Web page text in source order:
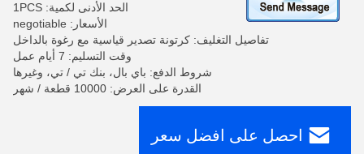
الحد الأدنى لكمية: 1PCS
الأسعار: negotiable
تفاصيل التغليف: كرتونة تصدير قياسية مع رغوة بالداخل
وقت التسليم: 7 أيام عمل
شروط الدفع: باي بال، بنك تي / تي، وغيرها
القدرة على العرض: 10000 قطعة / شهر
احصل على افضل سعر